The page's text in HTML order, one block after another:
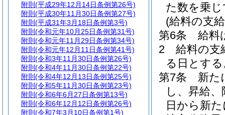
た数を乗
(給料の支
第6条
給料
2
給料の支
る日とす
第7条
新た
し、昇給
日から新
附則 (平成29年12月14日条例第26号)
附則 (平成30年11月30日条例第27号)
附則 (平成31年3月18日条例第3号)
附則 (令和元年10月25日条例第31号)
附則 (令和元年11月29日条例第34号)
附則 (令和元年12月11日条例第41号)
附則 (令和3年11月30日条例第26号)
附則 (令和4年11月30日条例第22号)
附則 (令和4年12月13日条例第25号)
附則 (令和5年11月30日条例第23号)
附則 (令和6年6月27日条例第13号)
附則 (令和6年12月12日条例第26号)
附則 (令和7年3月10日条例第1号)